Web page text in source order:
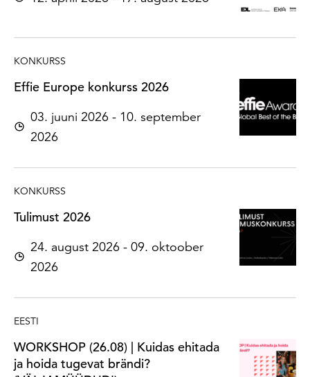
KONKURSS
Effie Europe konkurss 2026
03. juuni 2026 - 10. september
2026
KONKURSS
Tulimust 2026
24. august 2026 - 09. oktoober
2026
EESTI
WORKSHOP (26.08) | Kuidas ehitada
ja hoida tugevat brändi?